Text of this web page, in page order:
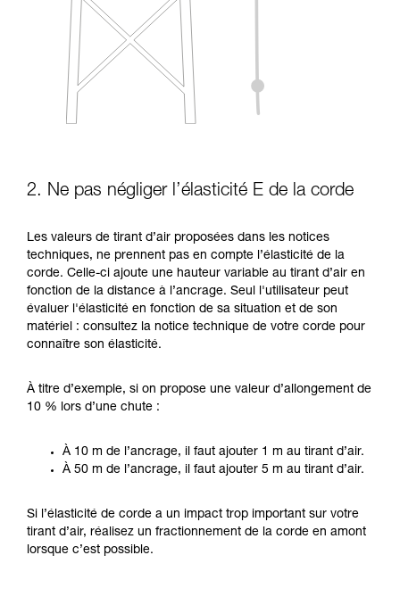
2. Ne pas négliger l’élasticité E de la corde
Les valeurs de tirant d’air proposées dans les notices
techniques, ne prennent pas en compte l’élasticité de la
corde. Celle-ci ajoute une hauteur variable au tirant d’air en
fonction de la distance à l’ancrage. Seul l'utilisateur peut
évaluer l'élasticité en fonction de sa situation et de son
matériel : consultez la notice technique de votre corde pour
connaître son élasticité.
À titre d’exemple, si on propose une valeur d’allongement de
10 % lors d’une chute :
À 10 m de l’ancrage, il faut ajouter 1 m au tirant d’air.
À 50 m de l’ancrage, il faut ajouter 5 m au tirant d’air.
Si l’élasticité de corde a un impact trop important sur votre
tirant d’air, réalisez un fractionnement de la corde en amont
lorsque c’est possible.